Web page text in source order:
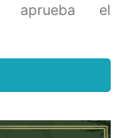
aprueba el